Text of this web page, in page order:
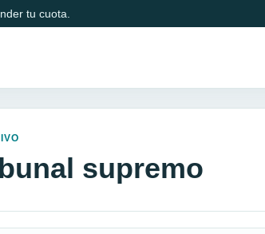
tu cuota.
supremo